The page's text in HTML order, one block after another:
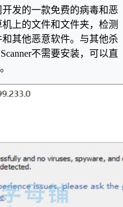
开发的一款免费的病毒和恶
上的文件和文件夹，检测
其他恶意软件。与其他杀
不需要安装，可以直